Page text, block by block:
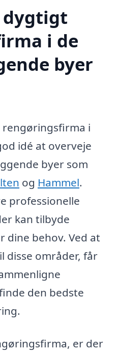
dygtigt
i de
byer
i
idé at overveje
byer som
og Hammel.
professionelle
kan tilbyde
dine behov. Ved at
disse områder, får
den bedste
er der